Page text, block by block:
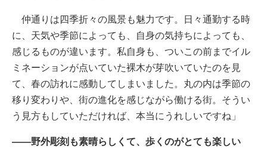
仲通りは四季折々の風景も魅力です。日々通勤する時
に、天気や季節によっても、自身の気持ちによっても、
感じるものが違います。私自身も、ついこの前までイル
ミネーションが点いていた裸木が芽吹いていたのを見
て、春の訪れに感動してしまいました。丸の内は季節の
移り変わりや、街の進化を感じながら働ける街。そうい
う見方もしていただければ、本当にうれしいですね」
――野外彫刻も素晴らしくて、歩くのがとても楽しい